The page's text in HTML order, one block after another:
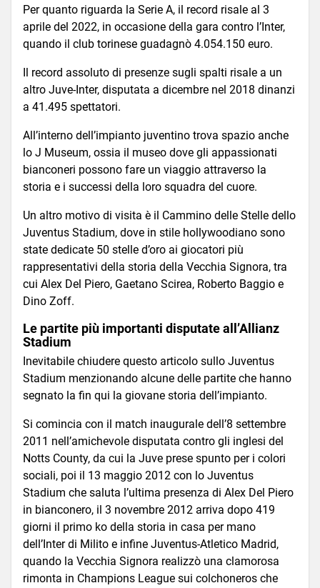
Per quanto riguarda la Serie A, il record risale al 3
aprile del 2022, in occasione della gara contro l’Inter,
quando il club torinese guadagnò 4.054.150 euro.
Il record assoluto di presenze sugli spalti risale a un
altro Juve-Inter, disputata a dicembre nel 2018 dinanzi
a 41.495 spettatori.
All’interno dell’impianto juventino trova spazio anche
lo J Museum, ossia il museo dove gli appassionati
bianconeri possono fare un viaggio attraverso la
storia e i successi della loro squadra del cuore.
Un altro motivo di visita è il Cammino delle Stelle dello
Juventus Stadium, dove in stile hollywoodiano sono
state dedicate 50 stelle d’oro ai giocatori più
rappresentativi della storia della Vecchia Signora, tra
cui Alex Del Piero, Gaetano Scirea, Roberto Baggio e
Dino Zoff.
Le partite più importanti disputate all’Allianz
Stadium
Inevitabile chiudere questo articolo sullo Juventus
Stadium menzionando alcune delle partite che hanno
segnato la fin qui la giovane storia dell’impianto.
Si comincia con il match inaugurale dell’8 settembre
2011 nell’amichevole disputata contro gli inglesi del
Notts County, da cui la Juve prese spunto per i colori
sociali, poi il 13 maggio 2012 con lo Juventus
Stadium che saluta l’ultima presenza di Alex Del Piero
in bianconero, il 3 novembre 2012 arriva dopo 419
giorni il primo ko della storia in casa per mano
dell’Inter di Milito e infine Juventus-Atletico Madrid,
quando la Vecchia Signora realizzò una clamorosa
rimonta in Champions League sui colchoneros che